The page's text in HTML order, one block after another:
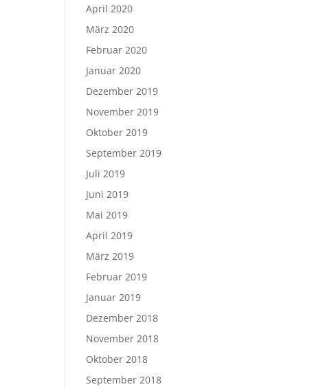
April 2020
März 2020
Februar 2020
Januar 2020
Dezember 2019
November 2019
Oktober 2019
September 2019
Juli 2019
Juni 2019
Mai 2019
April 2019
März 2019
Februar 2019
Januar 2019
Dezember 2018
November 2018
Oktober 2018
September 2018